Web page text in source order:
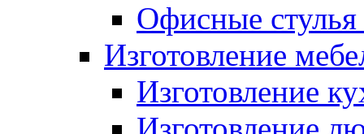
Офисные стулья
Изготовление
Изготовление